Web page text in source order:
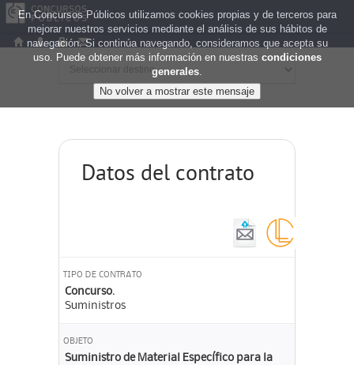
Datos del contrato
TIPO DE CONTRATO
Concurso.
Suministros
OBJETO
Suministro de Material Específico para la
En Concursos Públicos utilizamos cookies propias y de terceros para
mejorar nuestros servicios mediante el análisis de sus hábitos de
navegación. Si continúa navegando, consideramos que acepta su
uso. Puede obtener más información en nuestras condiciones
generales.